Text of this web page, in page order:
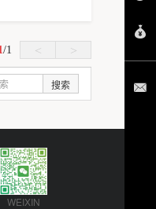
/1 < >
搜索
WEIXIN